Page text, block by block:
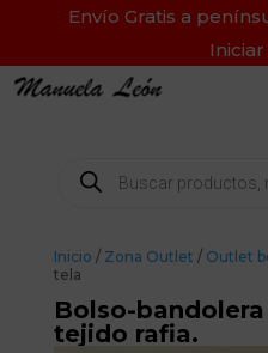
Envío Gratis a
Búsqueda
productos
Inicio / Zona Outlet / Outlet
tela
Bolso-
tejido rafia.